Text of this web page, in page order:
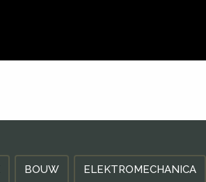
BOUW ELEKTROMECHANICA